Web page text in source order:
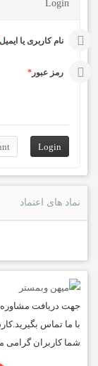
Login
نام کاربری یا ایمیل
رمز عبور *
نماد های اعتماد
جهت دریافت
شما کاربران گرامی